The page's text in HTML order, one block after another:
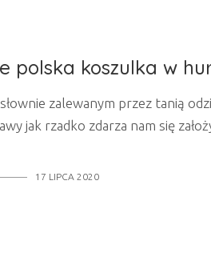
polska koszulka w
zalewanym przez tanią
jak rzadko zdarza nam się
konsumencka wciąż rośnie.
produkcję za jej jakość i trwałość.
17 LIPCA 2020